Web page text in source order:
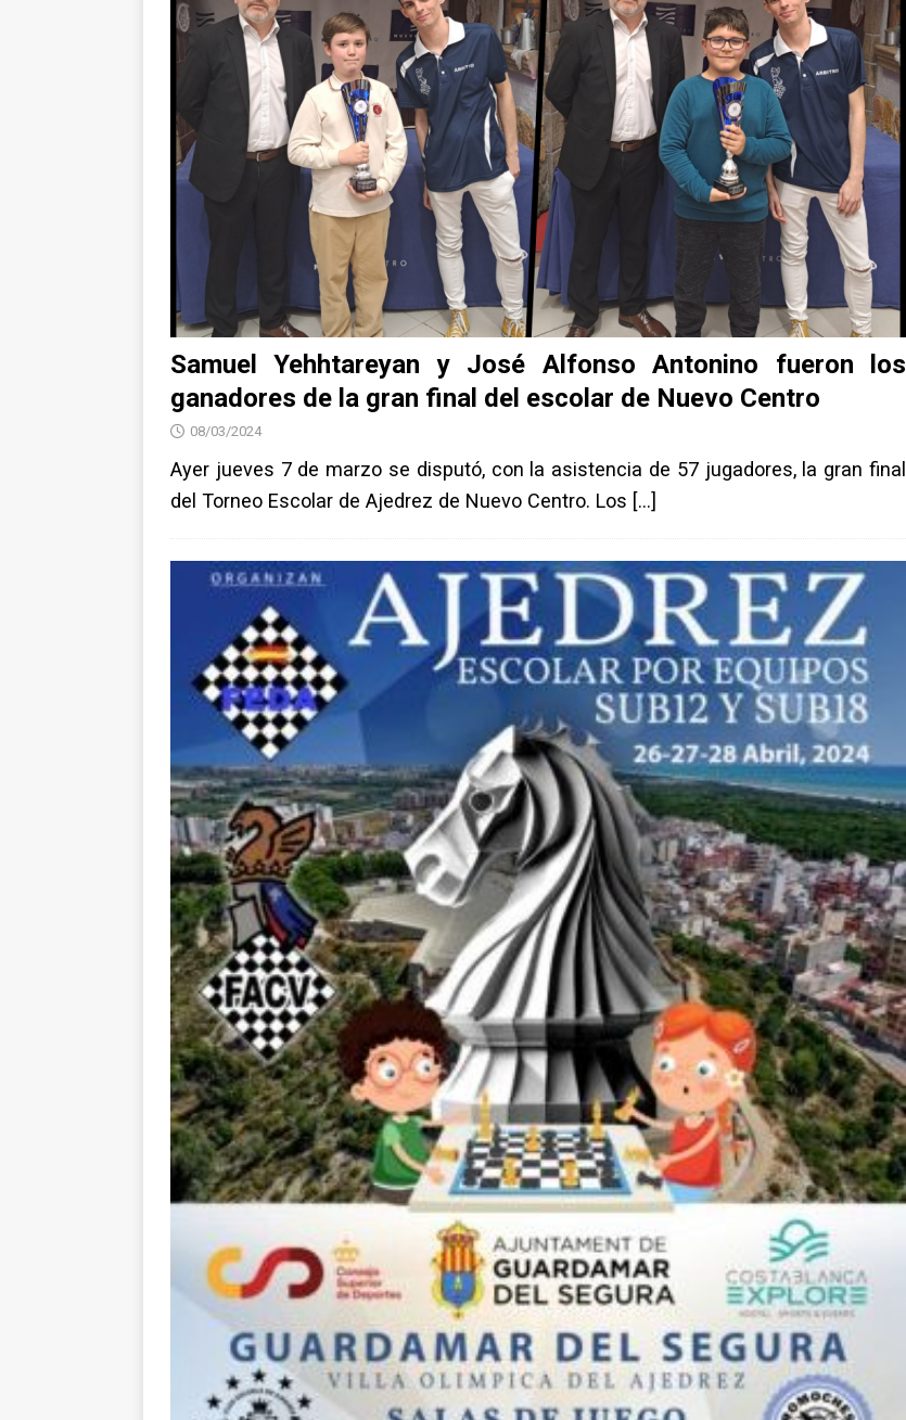
Samuel Yehhtareyan y José Alfonso Antonino fueron los
ganadores de la gran final del escolar de Nuevo Centro
08/03/2024
Ayer jueves 7 de marzo se disputó, con la asistencia de 57 jugadores, la gran final
del Torneo Escolar de Ajedrez de Nuevo Centro. Los […]